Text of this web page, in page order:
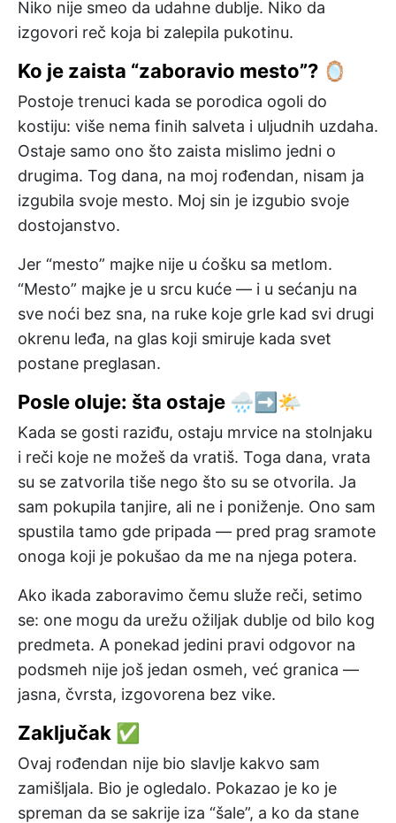
Niko nije smeo da udahne dublje. Niko da
izgovori reč koja bi zalepila pukotinu.
Ko je zaista “zaboravio mesto”? 🪞
Postoje trenuci kada se porodica ogoli do
kostiju: više nema finih salveta i uljudnih uzdaha.
Ostaje samo ono što zaista mislimo jedni o
drugima. Tog dana, na moj rođendan, nisam ja
izgubila svoje mesto. Moj sin je izgubio svoje
dostojanstvo.
Jer “mesto” majke nije u ćošku sa metlom.
“Mesto” majke je u srcu kuće — i u sećanju na
sve noći bez sna, na ruke koje grle kad svi drugi
okrenu leđa, na glas koji smiruje kada svet
postane preglasan.
Posle oluje: šta ostaje 🌧️➡️🌤️
Kada se gosti raziđu, ostaju mrvice na stolnjaku
i reči koje ne možeš da vratiš. Toga dana, vrata
su se zatvorila tiše nego što su se otvorila. Ja
sam pokupila tanjire, ali ne i poniženje. Ono sam
spustila tamo gde pripada — pred prag sramote
onoga koji je pokušao da me na njega potera.
Ako ikada zaboravimo čemu služe reči, setimo
se: one mogu da urežu ožiljak dublje od bilo kog
predmeta. A ponekad jedini pravi odgovor na
podsmeh nije još jedan osmeh, već granica —
jasna, čvrsta, izgovorena bez vike.
Zaključak ✅
Ovaj rođendan nije bio slavlje kakvo sam
zamišljala. Bio je ogledalo. Pokazao je ko je
spreman da se sakrije iza “šale”, a ko da stane